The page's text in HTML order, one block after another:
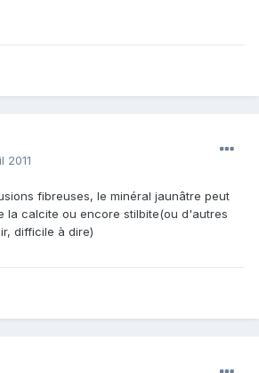
2011
fibreuses, le minéral jaunâtre peut
la calcite ou encore stilbite(ou d'autres
difficile à dire)